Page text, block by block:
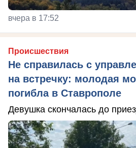
вчера в 17:52
Происшествия
Не справилась с
на встречку: молодая
погибла в Ставрополе
Девушка скончалась до